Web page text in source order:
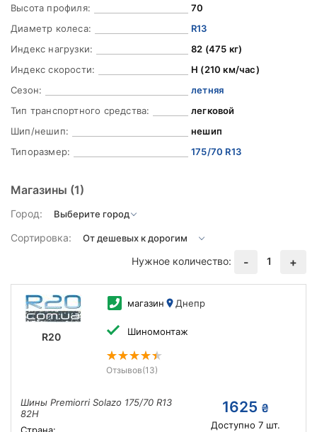
Высота профиля:
70
Диаметр колеса:
R13
Индекс нагрузки:
82 (475 кг)
Индекс скорости:
H (210 км/час)
Сезон:
летняя
Тип транспортного средства:
легковой
Шип/нешип:
нешип
Типоразмер:
175/70 R13
Магазины (1)
Город:
Сортировка:
Нужное количество:
- 1 +
R20
магазин Днепр
Шиномонтаж
Отзывов(13)
Шины Premiorri Solazo 175/70 R13
82H
1625 ₴
Доступно 7 шт.